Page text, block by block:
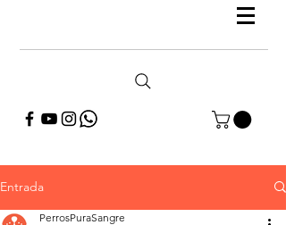
Entrada
PerrosPuraSangre